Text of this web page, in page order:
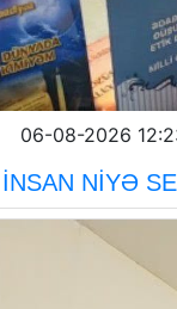
06-08-2026
İNSAN NİYƏ